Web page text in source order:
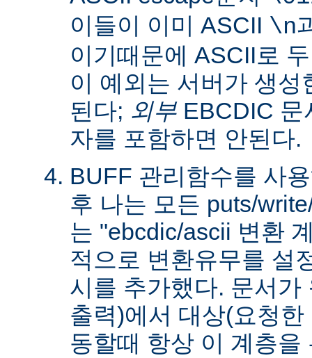
이들이 이미 ASCII \n
이기때문에 ASCII로
이 예외는 서버가 생
된다; 외부EBCDIC 문
자를 포함하면 안된다.
BUFF 관리함수를 사
후 나는 모든 puts/
는 "ebcdic/ascii 변환
적으로 변환유무를 설
시를 추가했다. 문서가
출력)에서 대상(요청
동할때 항상 이 계층